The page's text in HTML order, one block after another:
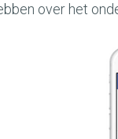
over het